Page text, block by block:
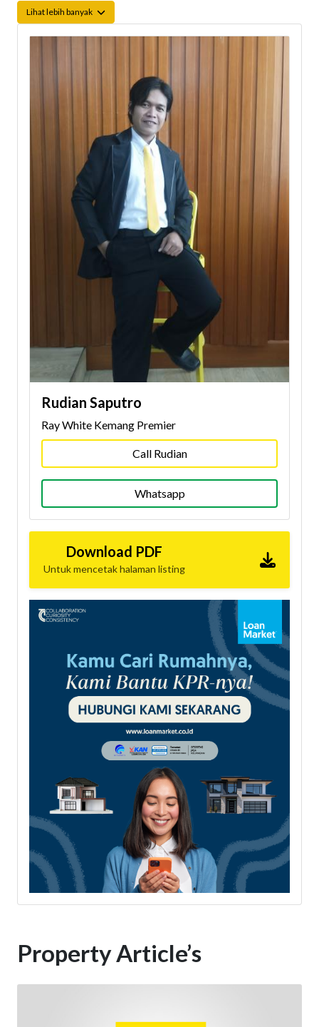
Rudian Saputro
Ray White Kemang Premier
Call Rudian
Whatsapp
Download PDF
Untuk mencetak halaman listing
Lihat lebih banyak
Property Article’s